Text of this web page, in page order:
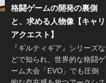
格闘ゲームの開発の裏側
と、求める人物像【キャリ
アクエスト】
『ギルティギア』シリーズな
どで知られ、世界的な格闘ゲ
ーム大会「EVO」でも圧倒